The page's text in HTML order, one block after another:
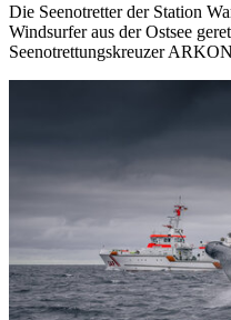
Die Seenotretter der Station
Windsurfer aus der Ostsee
Seenotrettungskreuzer